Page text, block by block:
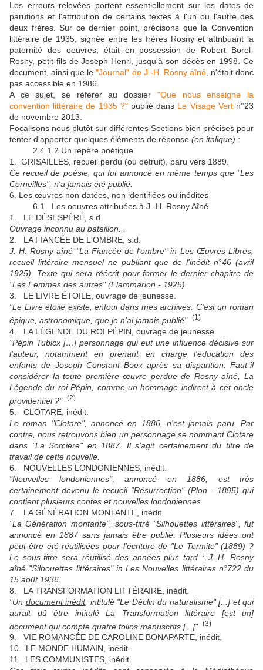
Les erreurs relevées portent essentiellement sur les dates de
parutions et l'attribution de certains textes à l'un ou l'autre des
deux frères. Sur ce dernier point, précisons que la Convention
littéraire de 1935, signée entre les frères Rosny et attribuant la
paternité des oeuvres, était en possession de Robert Borel-
Rosny, petit-fils de Joseph-Henri, jusqu'à son décès en 1998. Ce
document, ainsi que le"Journal" de J.-H. Rosny aîné, n'était donc
pas accessible en 1986.
A ce sujet, se référer au dossier "Que nous enseigne la
convention littéraire de 1935 ?"publié dans Le Visage Vertn°23
de novembre 2013.
Focalisons nous plutôt sur différentes Sections bien précises pour
tenter d'apporter quelques éléments de réponse (en italique) :
2.4.1.2 Un repère poétique
1. GRISAILLES, recueil perdu (ou détruit), paru vers 1889.
Ce recueil de poésie, qui fut annoncé en même temps que "Les
Corneilles", n'a jamais été publié.
6. Les œuvres non datées, non identifiées ou inédites
6.1 Les oeuvres attribuées à J.-H. Rosny Aîné
1. LE DÉSESPÉRÉ, s.d.
Ouvrage inconnu au bataillon...
2. LA FIANCÉE DE L'OMBRE, s.d.
J.-H. Rosny aîné "La Fiancée de l'ombre" in Les Œuvres Libres,
recueil littéraire mensuel ne publiant que de l'inédit n°46 (avril
1925). Texte qui sera réécrit pour former le dernier chapitre de
"Les Femmes des autres" (Flammarion - 1925).
3. LE LIVRE ÉTOILE, ouvrage de jeunesse.
"Le Livre étoilé existe, enfoui dans mes archives. C'est un roman
épique, astronomique, que je n'aijamais publié" (1)
4. LA LÉGENDE DU ROI PÉPIN, ouvrage de jeunesse.
"Pépin Tubicx […] personnage qui eut une influence décisive sur
l'auteur, notamment en prenant en charge l'éducation des
enfants de Joseph Constant Boex après sa disparition. Faut-il
considérer la toute premièreœuvre perduede Rosny aîné, La
Légende du roi Pépin, comme un hommage indirect à cet oncle
providentiel ?" (2)
5. CLOTARE, inédit.
Le roman "Clotare", annoncé en 1886, n'est jamais paru. Par
contre, nous retrouvons bien un personnage se nommant Clotare
dans "La Sorcière" en 1887. Il s'agit certainement du titre de
travail de cette nouvelle.
6. NOUVELLES LONDONIENNES, inédit.
"Nouvelles londoniennes", annoncé en 1886, est très
certainement devenu le recueil "Résurrection" (Plon - 1895) qui
contient plusieurs contes et nouvelles londoniennes.
7. LA GÉNÉRATION MONTANTE, inédit.
"La Génération montante", sous-titré "Silhouettes littéraires", fut
annoncé en 1887 sans jamais être publié. Plusieurs idées ont
peut-être été réutilisées pour l'écriture de "Le Termite" (1889) ?
Le sous-titre sera réutilisé des années plus tard : J.-H. Rosny
aîné "Silhouettes littéraires" in Les Nouvelles littéraires n°722 du
15 août 1936.
8. LA TRANSFORMATION LITTÉRAIRE, inédit.
"Un document inédit, intitulé "Le Déclin du naturalisme" [...] et qui
aurait dû être intitulé La Transformation littéraire [est un]
document qui compte quatre folios manuscrits [...]" (3)
9. VIE ROMANCÉE DE CAROLINE BONAPARTE, inédit.
10. LE MONDE HUMAIN, inédit.
11. LES COMMUNISTES, inédit.